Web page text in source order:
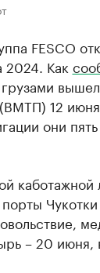
FESCO
2024. Как
12
они
– 20 июня,